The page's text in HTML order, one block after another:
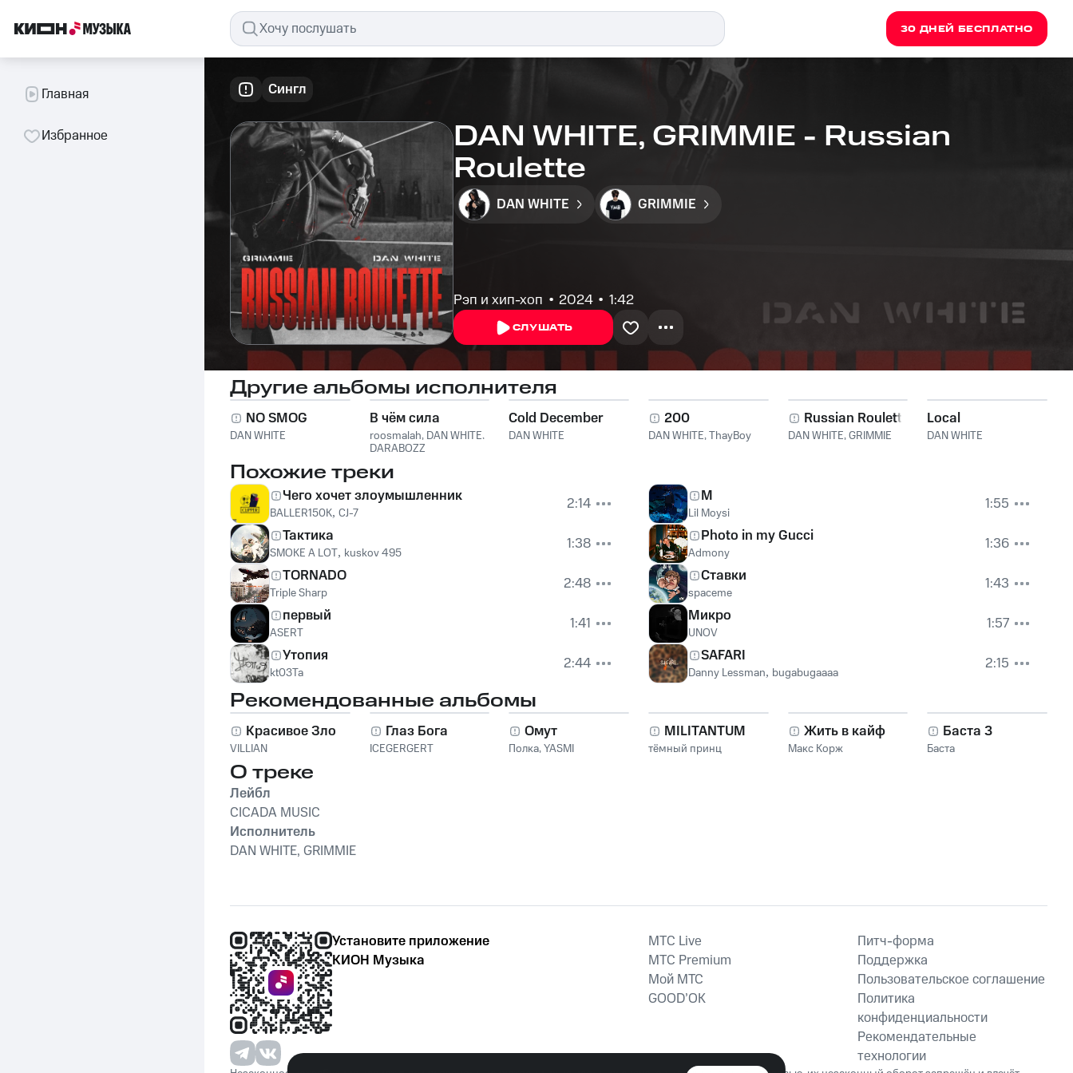
30 ДНЕЙ БЕСПЛАТНО
Главная
Избранное
Сингл
DAN WHITE, GRIMMIE - Russian
Roulette
DAN WHITE GRIMMIE
Рэп и хип-хоп 2024 1:42
СЛУШАТЬ
Другие альбомы исполнителя
NO SMOG
DAN WHITE
В чём сила
roosmalah, DAN WHITE,
DARABOZZ
Cold December
DAN WHITE
200
DAN WHITE,ThayBoy
Russian Roulette
DAN WHITE,GRIMMIE
Local
DAN WHITE
Похожие треки
Чего хочет злоумышленник
BALLER150K, CJ-7
2:14
Тактика
SMOKE A LOT, kuskov 495
1:38
TORNADO
Triple Sharp
2:48
первый
ASERT
1:41
Утопия
kt03Ta 2:44
M
Lil Moysi
1:55
Photo in my Gucci
Admony
1:36
Ставки
spaceme
1:43
Микро
UNOV
1:57
SAFARI
Danny Lessman, bugabugaaaa 2:15
Рекомендованные альбомы
Красивое Зло
VILLIAN
Глаз Бога
ICEGERGERT
Омут
Полка,YASMI
MILITANTUM
тёмный принц
Жить в кайф
Макс Корж
Баста 3
Баста
О треке
Лейбл
CICADA MUSIC
Исполнитель
DAN WHITE, GRIMMIE
Установите приложение
КИОН Музыка
MTС Live
MTС Premium
Мой МТС
GOOD’OK
Питч-форма
Поддержка
Пользовательское соглашение
Политика
конфиденциальности
Рекомендательные
технологии